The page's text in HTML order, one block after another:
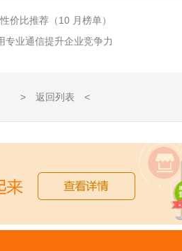
价比推荐（10 月榜单）
业通信提升企业竞争力
> 返回列表 <